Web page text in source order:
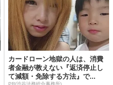
カードローン地獄の人は、消費
者金融が教えない『返済停止し
て減額・免除する方法』で...
PR(渋谷法務総合事務所)